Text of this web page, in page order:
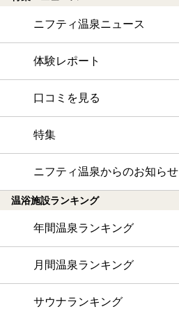
ニフティ温泉ニュース
体験レポート
口コミを見る
特集
ニフティ温泉からのお知らせ
温浴施設ランキング
年間温泉ランキング
月間温泉ランキング
サウナランキング